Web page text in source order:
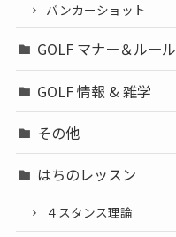
バンカーショット
GOLF マナー＆ルール
GOLF 情報 & 雑学
その他
はちのレッスン
４スタンス理論